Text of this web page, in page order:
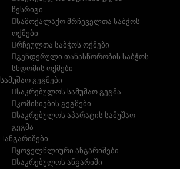
წესრიგი
სამოქალაქო მრჩეველთა საბჭოს
ოქმები
რჩეულთა საბჭოს ოქმები
გენდერული თანასწორობის საბჭოს
სხდომის ოქმები
სამუშაო გეგმები
საკრებულოს სამუშაო გეგმა
კომისიების გეგმები
საკრებულოს აპარატის სამუშაო
გეგმა
ანგარიშები
ყოველწლიური ანგარიშები
საკრებულოს ანგარიში